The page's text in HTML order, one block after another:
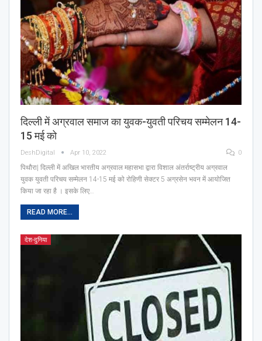
दिल्ली में अग्रवाल समाज का युवक-युवती परिचय सम्मेलन 14-
15 मई को
DeshDigital Apr 10, 2022 0
पिथौरा| दिल्ली में अखिल भारतीय अग्रवाल महासभा द्वारा विशाल अंतर्राष्ट्रीय अग्रवाल
युवक युवती परिचय सम्मेलन 14-15 मई को रोहिणी सेक्टर 5 अग्रसेन भवन में आयोजित
किया जा रहा है । इसके लिए…
READ MORE...
देश-दुनिया